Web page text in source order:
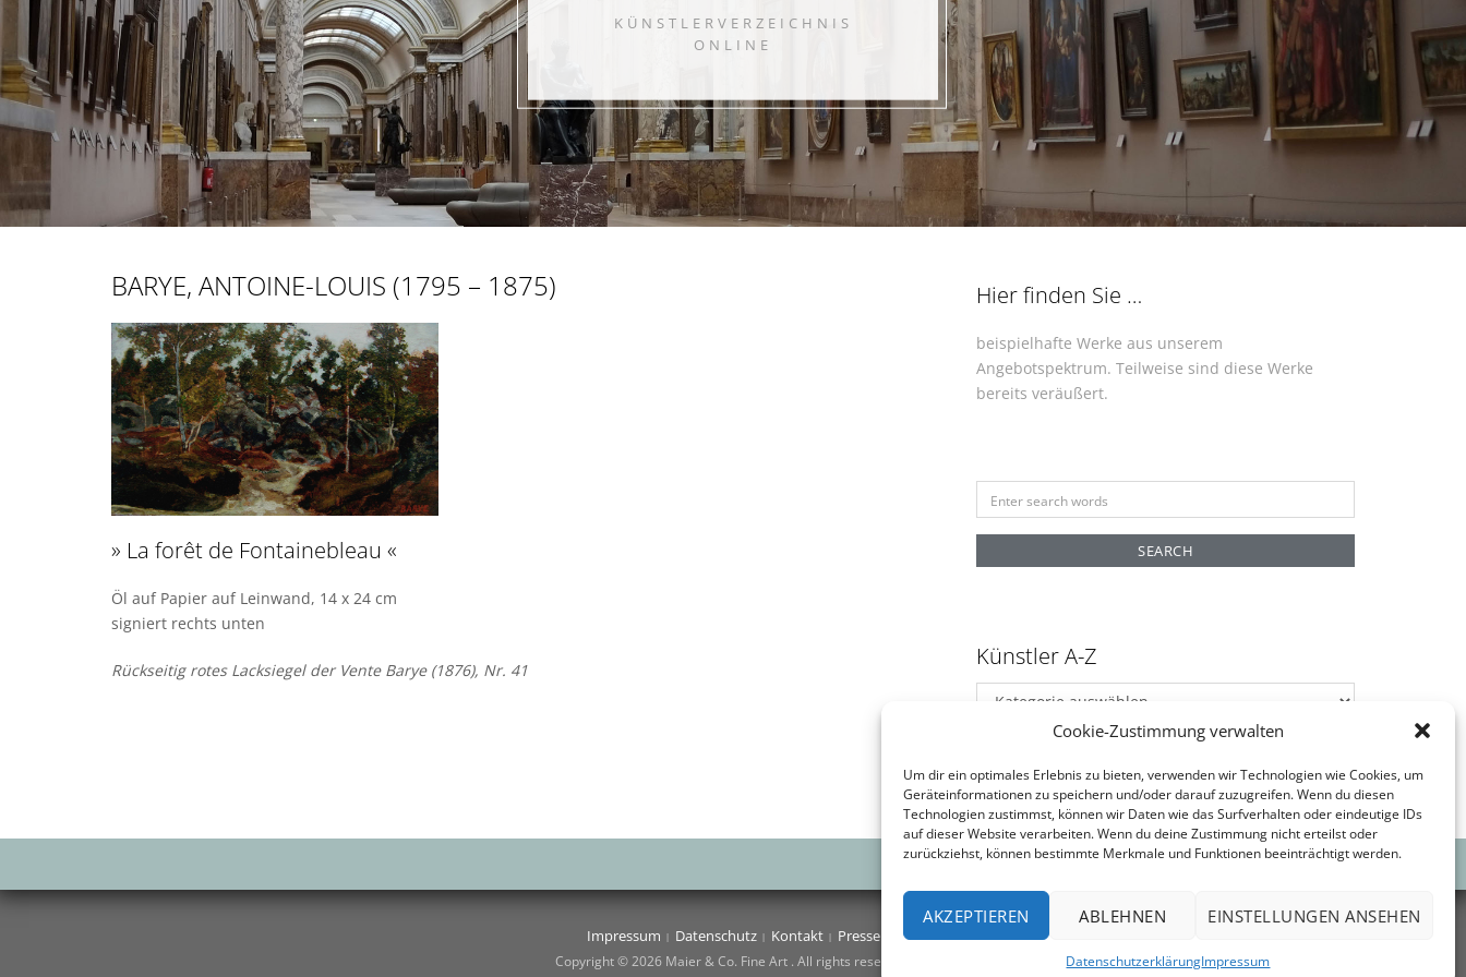
Cookie-Zustimmung verwalten
Um dir ein optimales Erlebnis zu bieten, verwenden wir Technologien wie Cookies, um
Geräteinformationen zu speichern und/oder darauf zuzugreifen. Wenn du diesen
Technologien zustimmst, können wir Daten wie das Surfverhalten oder eindeutige IDs
auf dieser Website verarbeiten. Wenn du deine Zustimmung nicht erteilst oder
zurückziehst, können bestimmte Merkmale und Funktionen beeinträchtigt werden.
AKZEPTIEREN ABLEHNEN EINSTELLUNGEN ANSEHEN
DatenschutzerklärungImpressum
KÜNSTLERVERZEICHNIS
ONLINE
BARYE, ANTOINE-LOUIS (1795 – 1875)
» La forêt de Fontainebleau «
Öl auf Papier auf Leinwand, 14 x 24 cm
signiert rechts unten
Rückseitig rotes Lacksiegel der Vente Barye (1876), Nr. 41
Hier finden Sie …
beispielhafte Werke aus unserem
Angebotspektrum. Teilweise sind diese Werke
bereits veräußert.
Search
for:
Künstler A-Z
Künstler
Impressum Datenschutz Kontakt Presse
Copyright © 2026 Maier & Co. Fine Art . All rights reserved.